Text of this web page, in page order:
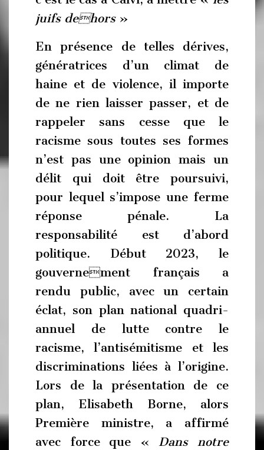
juifs dehors»
En présence de telles dérives,
génératrices d’un climat de
haine et de violence, il importe
de ne rien laisser passer, et de
rappeler sans cesse que le
racisme sous toutes ses formes
n’est pas une opinion mais un
délit qui doit être poursuivi,
pour lequel s’impose une ferme
réponse pénale. La
responsabilité est d’abord
politique. Début 2023, le
gouvernement français a
rendu public, avec un certain
éclat, son plan national quadri-
annuel de lutte contre le
racisme, l’antisémitisme et les
discriminations liées à l’origine.
Lors de la présentation de ce
plan, Elisabeth Borne, alors
Première ministre, a affirmé
avec force que «
Dans notre